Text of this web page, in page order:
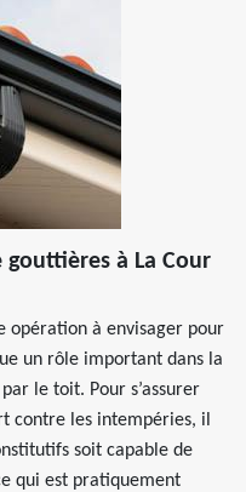
à La Cour
opération à envisager pour
un rôle important dans la
le toit. Pour s’assurer
contre les intempéries, il
soit capable de
qui est pratiquement